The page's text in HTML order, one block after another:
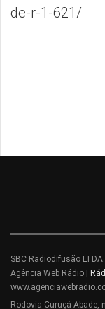
de-r-1-621/
SBC Radiodifusão
Agência Web Rádio |
Rodovia Curuçá Abade,